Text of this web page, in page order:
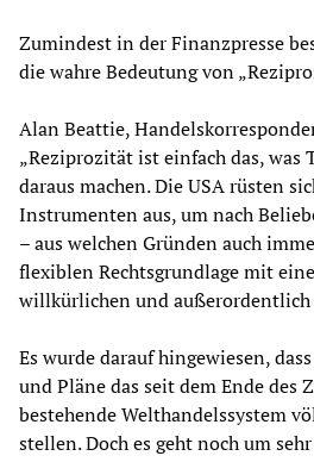
Zumindest in der Finanzpresse
die wahre Bedeutung von
Alan Beattie,
„Reziprozität ist einfach das, was
daraus machen. Die USA rüsten
Instrumenten aus, um nach
– aus welchen Gründen auch
flexiblen Rechtsgrundlage mit
willkürlichen und außerordentlich
Es wurde darauf hingewiesen,
und Pläne das seit dem Ende des
bestehende Welthandelssystem
stellen. Doch es geht noch um